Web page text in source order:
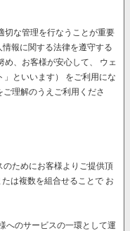
切な管理を行なうことが重要
報に関する法律を遵守する
め、お客様が安心して、 ウェ
といいます） をご利用にな
理解のうえご利用くださ
のためにお客様よりご提供頂
は複数を組合せることで お
へのサービスの一環として運